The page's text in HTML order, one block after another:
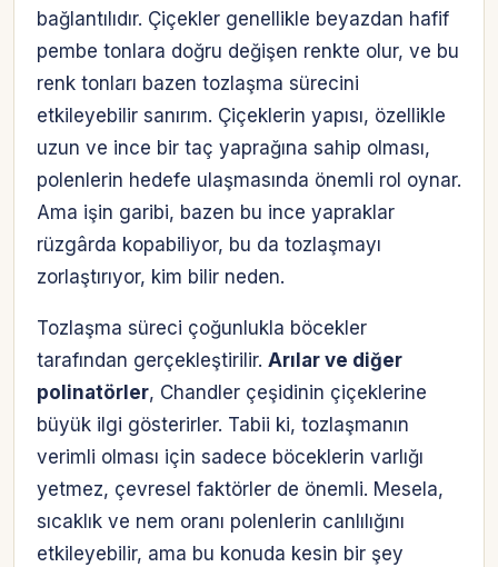
bağlantılıdır. Çiçekler genellikle beyazdan hafif
pembe tonlara doğru değişen renkte olur, ve bu
renk tonları bazen tozlaşma sürecini
etkileyebilir sanırım. Çiçeklerin yapısı, özellikle
uzun ve ince bir taç yaprağına sahip olması,
polenlerin hedefe ulaşmasında önemli rol oynar.
Ama işin garibi, bazen bu ince yapraklar
rüzgârda kopabiliyor, bu da tozlaşmayı
zorlaştırıyor, kim bilir neden.
Tozlaşma süreci çoğunlukla böcekler
tarafından gerçekleştirilir. Arılar ve diğer
polinatörler, Chandler çeşidinin çiçeklerine
büyük ilgi gösterirler. Tabii ki, tozlaşmanın
verimli olması için sadece böceklerin varlığı
yetmez, çevresel faktörler de önemli. Mesela,
sıcaklık ve nem oranı polenlerin canlılığını
etkileyebilir, ama bu konuda kesin bir şey